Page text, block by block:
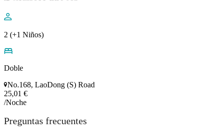
2 (+1 Niños)
Doble
No.168, LaoDong (S) Road
25,01 €
/Noche
Preguntas frecuentes